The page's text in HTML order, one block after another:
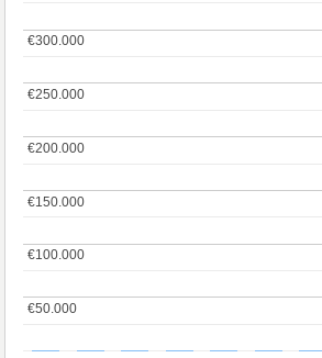
€50.000
€50.000
€100.000
€100.000
€150.000
€150.000
€200.000
€200.000
€250.000
€250.000
€300.000
€300.000